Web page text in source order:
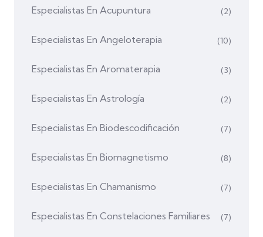
Especialistas En Acupuntura (2)
Especialistas En Angeloterapia (10)
Especialistas En Aromaterapia (3)
Especialistas En Astrología (2)
Especialistas En Biodescodificación (7)
Especialistas En Biomagnetismo (8)
Especialistas En Chamanismo (7)
Especialistas En Constelaciones Familiares (7)